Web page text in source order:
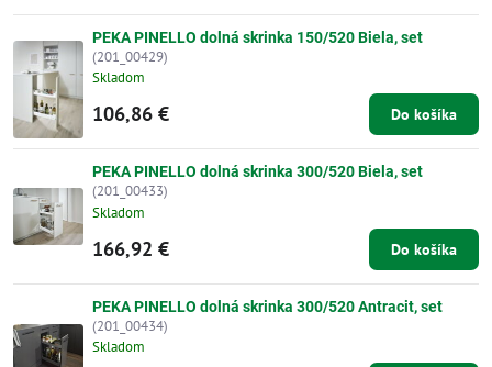
PEKA PINELLO dolná skrinka 150/520 Biela, set
(201_00429)
Skladom
106,86 € Do košíka
PEKA PINELLO dolná skrinka 300/520 Biela, set
(201_00433)
Skladom
166,92 € Do košíka
PEKA PINELLO dolná skrinka 300/520 Antracit, set
(201_00434)
Skladom